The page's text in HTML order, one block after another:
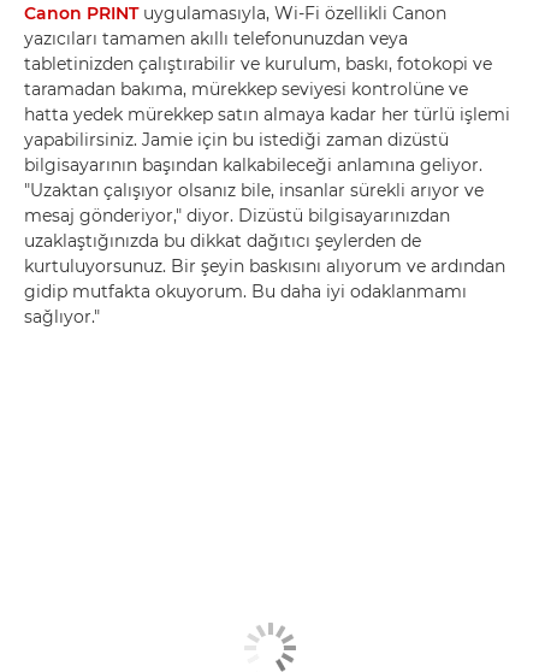
Canon PRINTuygulamasıyla, Wi-Fi özellikli Canon
yazıcıları tamamen akıllı telefonunuzdan veya
tabletinizden çalıştırabilir ve kurulum, baskı, fotokopi ve
taramadan bakıma, mürekkep seviyesi kontrolüne ve
hatta yedek mürekkep satın almaya kadar her türlü işlemi
yapabilirsiniz. Jamie için bu istediği zaman dizüstü
bilgisayarının başından kalkabileceği anlamına geliyor.
"Uzaktan çalışıyor olsanız bile, insanlar sürekli arıyor ve
mesaj gönderiyor," diyor. Dizüstü bilgisayarınızdan
uzaklaştığınızda bu dikkat dağıtıcı şeylerden de
kurtuluyorsunuz. Bir şeyin baskısını alıyorum ve ardından
gidip mutfakta okuyorum. Bu daha iyi odaklanmamı
sağlıyor."